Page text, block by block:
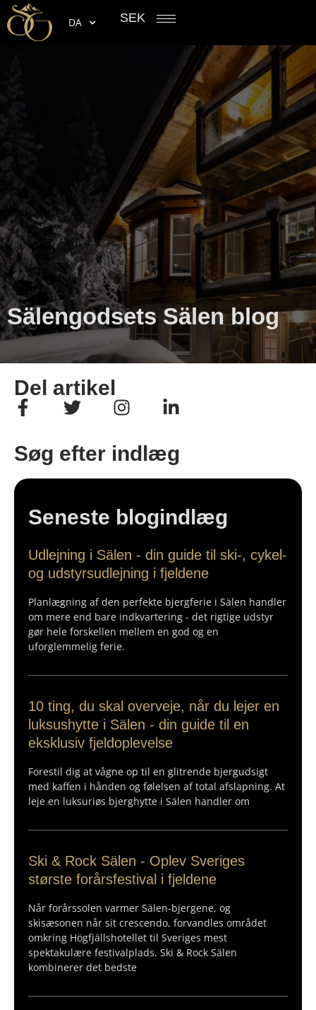
DA SEK
Sälengodsets Sälen blog
Del artikel
Søg efter indlæg
Seneste blogindlæg
Udlejning i Sälen - din guide til ski-, cykel-
og udstyrsudlejning i fjeldene
Planlægning af den perfekte bjergferie i Sälen handler
om mere end bare indkvartering - det rigtige udstyr
gør hele forskellen mellem en god og en
uforglemmelig ferie.
10 ting, du skal overveje, når du lejer en
luksushytte i Sälen - din guide til en
eksklusiv fjeldoplevelse
Forestil dig at vågne op til en glitrende bjergudsigt
med kaffen i hånden og følelsen af total afslapning. At
leje en luksuriøs bjerghytte i Sälen handler om
Ski & Rock Sälen - Oplev Sveriges
største forårsfestival i fjeldene
Når forårssolen varmer Sälen-bjergene, og
skisæsonen når sit crescendo, forvandles området
omkring Högfjällshotellet til Sveriges mest
spektakulære festivalplads. Ski & Rock Sälen
kombinerer det bedste